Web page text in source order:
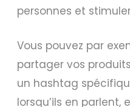
personnes et
Vous pouvez par
partager vos
un hashtag
lorsqu’ils en parlent,